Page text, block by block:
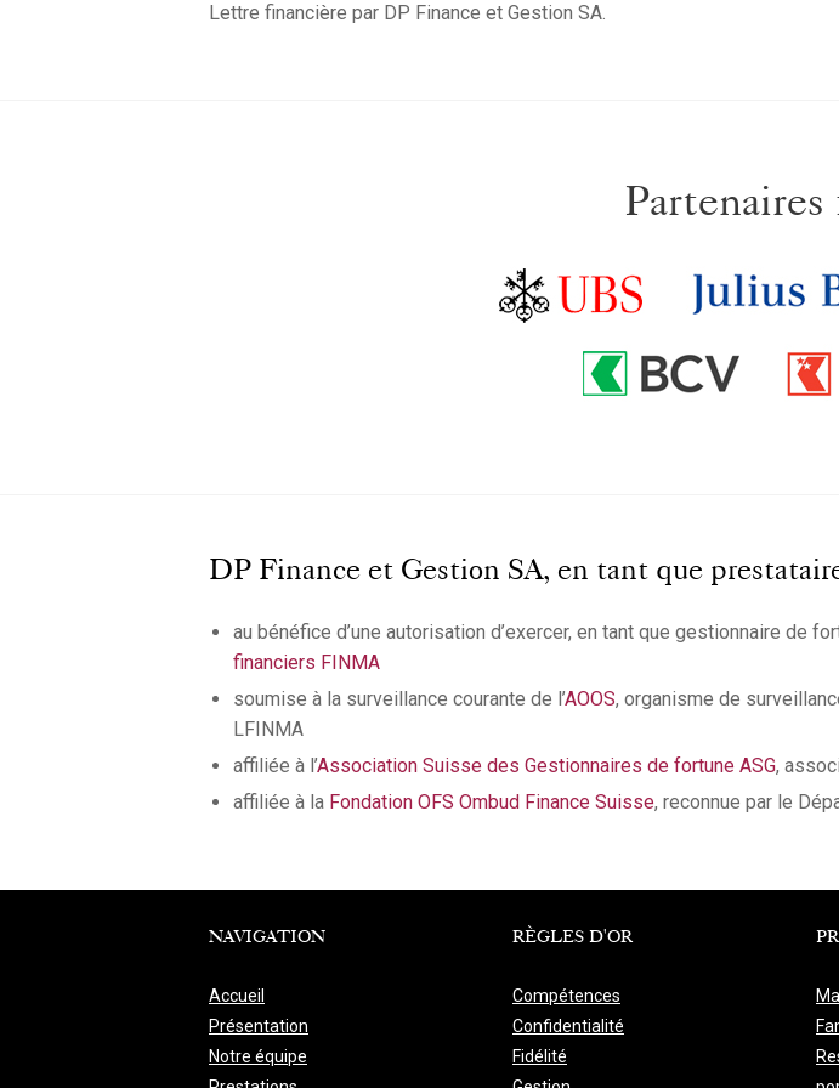
Lettre financière par DP Finance et Gestion SA.
DP Finance et Gestion SA, en tant que
au bénéfice d’une autorisation d’exercer, en tant que gestionnaire de
financiers FINMA
soumise à la surveillance courante de l’AOOS, organisme de
LFINMA
affiliée à l’Association Suisse des Gestionnaires de fortune ASG,
affiliée à la Fondation OFS Ombud Finance Suisse, reconnue par le
NAVIGATION
Accueil
Présentation
Notre équipe
RÈGLES D'OR
Compétences
Confidentialité
Fidélité